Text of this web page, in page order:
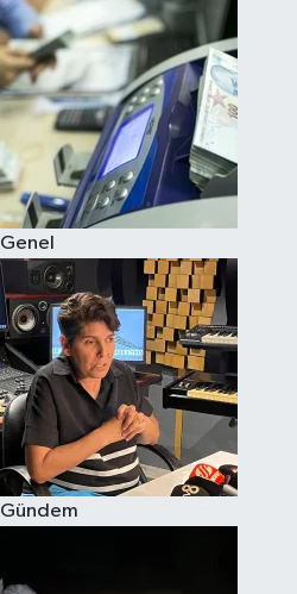
Genel
Gündem
Spor
Teknoloji
Yaşam